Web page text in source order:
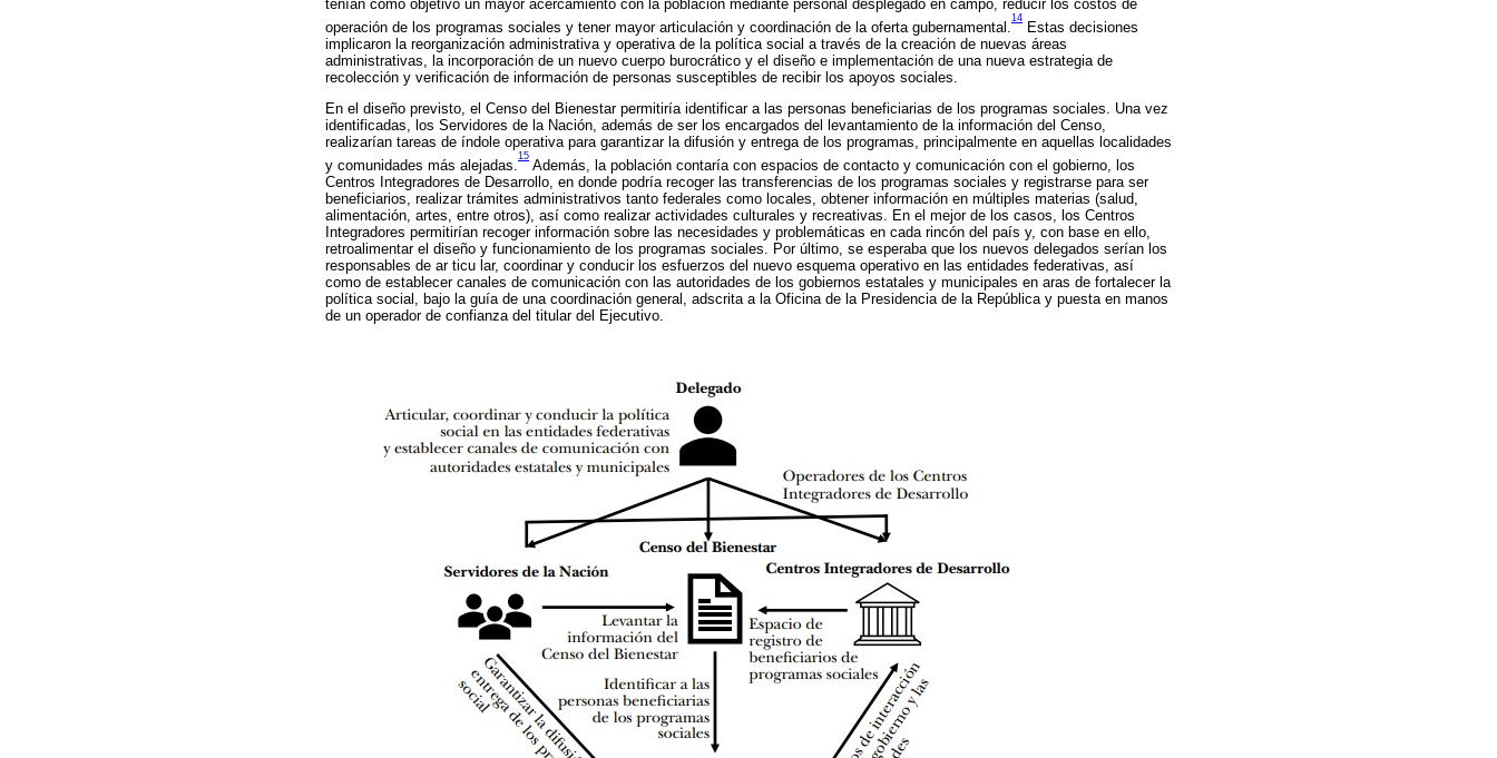
tenían como objetivo un mayor acercamiento con la población mediante personal desplegado en campo, reducir los costos de
operación de los programas sociales y tener mayor articulación y coordinación de la oferta gubernamental.
14
Estas decisiones
implicaron la reorganización administrativa y operativa de la política social a través de la creación de nuevas áreas
administrativas, la incorporación de un nuevo cuerpo burocrático y el diseño e implementación de una nueva estrategia de
recolección y verificación de información de personas susceptibles de recibir los apoyos sociales.
En el diseño previsto, el Censo del Bienestar permitiría identificar a las personas beneficiarias de los programas sociales. Una vez
identificadas, los Servidores de la Nación, además de ser los encargados del levantamiento de la información del Censo,
realizarían tareas de índole operativa para garantizar la difusión y entrega de los programas, principalmente en aquellas localidades
y comunidades más alejadas.
15
Además, la población contaría con espacios de contacto y comunicación con el gobierno, los
Centros Integradores de Desarrollo, en donde podría recoger las transferencias de los programas sociales y registrarse para ser
beneficiarios, realizar trámites administrativos tanto federales como locales, obtener información en múltiples materias (salud,
alimentación, artes, entre otros), así como realizar actividades culturales y recreativas. En el mejor de los casos, los Centros
Integradores permitirían recoger información sobre las necesidades y problemáticas en cada rincón del país y, con base en ello,
retroalimentar el diseño y funcionamiento de los programas sociales. Por último, se esperaba que los nuevos delegados serían los
responsables de ar ticu lar, coordinar y conducir los esfuerzos del nuevo esquema operativo en las entidades federativas, así
como de establecer canales de comunicación con las autoridades de los gobiernos estatales y municipales en aras de fortalecer la
política social, bajo la guía de una coordinación general, adscrita a la Oficina de la Presidencia de la República y puesta en manos
de un operador de confianza del titular del Ejecutivo.